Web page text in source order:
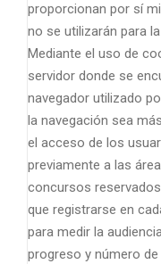
proporcionan por sí
no se utilizarán para
Mediante el uso de
servidor donde se
navegador utilizado
la navegación sea
el acceso de los
previamente a las
concursos
que registrarse en
para medir la
progreso y número